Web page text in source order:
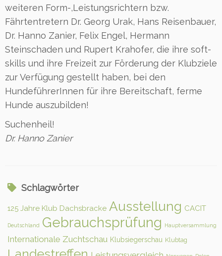
weiteren Form-,Leistungsrichtern bzw.
Fährtentretern Dr. Georg Urak, Hans Reisenbauer,
Dr. Hanno Zanier, Felix Engel, Hermann
Steinschaden und Rupert Krahofer, die ihre soft-
skills und ihre Freizeit zur Förderung der Klubziele
zur Verfügung gestellt haben, bei den
HundeführerInnen für ihre Bereitschaft, ferme
Hunde auszubilden!
Suchenheil!
Dr. Hanno Zanier
Schlagwörter
125 Jahre Klub Dachsbracke Ausstellung CACIT
Deutschland Gebrauchsprüfung Hauptversammlung
Internationale Zuchtschau Klubsiegerschau Klubtag